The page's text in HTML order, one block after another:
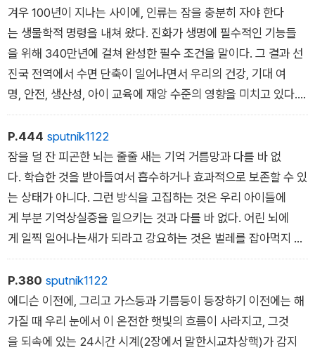
겨우 100년이 지나는 사이에, 인류는 잠을 충분히 자야 한다
는 생물학적 명령을 내쳐 왔다. 진화가 생명에 필수적인 기능들
을 위해 340만년에 걸쳐 완성한 필수 조건을 말이다. 그 결과 선
진국 전역에서 수면 단축이 일어나면서 우리의 건강, 기대 여
명, 안전, 생산성, 아이 교육에 재앙 수준의 영향을 미치고 있다.
수면 줄이기라는 이 소리 없는 유행병은 21세기 선진국이 직면한
가장 큰 공중 보건 과제다. 수면 소홀이라는 질식시키는 올가
미, 그것이 일으키는 때 이른 죽음, 그것이 초래하는 건강 악화
를 피하고 싶다면, 수면의 개인적, 문화적, 직업적, 사회적 인식
에 근본적인 전환이 일어나야 한다.
나는 우리가 게으름이라는 불리한 낙인이 찍히거나 난처한 표정
을 짓는 일 없이, 밤잠을 푹 잘 권리를 되찾을 때가 되었다고 믿는
다. 그렇게 함으로써 우리는 건강과 활력을 주는 가장 강력한 묘
약과 다시 하나가 될 수 있다. 상상할 수 있는 모든 생물학적 경로
로 혜택을주는 묘약이다. 그러고 나면, 가장 심오하면서 충실
한 존재감과 더불어 낮에 진정으로 깨어 있다는 느낌이 어떤 것인
지를 다시 떠올릴수 있을 것이다.
P.444 sputnik1122
잠을 덜 잔 피곤한 뇌는 줄줄 새는 기억 거름망과 다를 바 없
다. 학습한 것을 받아들여서 흡수하거나 효과적으로 보존할 수 있
는 상태가 아니다. 그런 방식을 고집하는 것은 우리 아이들에
게 부분 기억상실증을 일으키는 것과 다를 바 없다. 어린 뇌에
게 일찍 일어나는새가 되라고 강요하는 것은 벌레를 잡아먹지 못
하게 만드는 셈이 될것이다. 그 벌레가 지식이나 좋은 성적이라
면 말이다. 따라서 우리는 잠을 박탈함으로써 한 세대의 아이들
을 불리한 조건에 놓이게 만들고 있다. 등교 시간을 늦추는 것이
야말로 확실하게, 그리고 말 그대로 영리한 선택이다.
수면과 뇌 발달 분야에서 나타나고 있는 가장 우려되는 추
P.380 sputnik1122
에디슨 이전에, 그리고 가스등과 기름등이 등장하기 이전에는 해
가질 때 우리 눈에서 이 온전한 햇빛의 흐름이 사라지고, 그것
을 되속에 있는 24시간 시계(2장에서 말한시교차상핵)가 감지